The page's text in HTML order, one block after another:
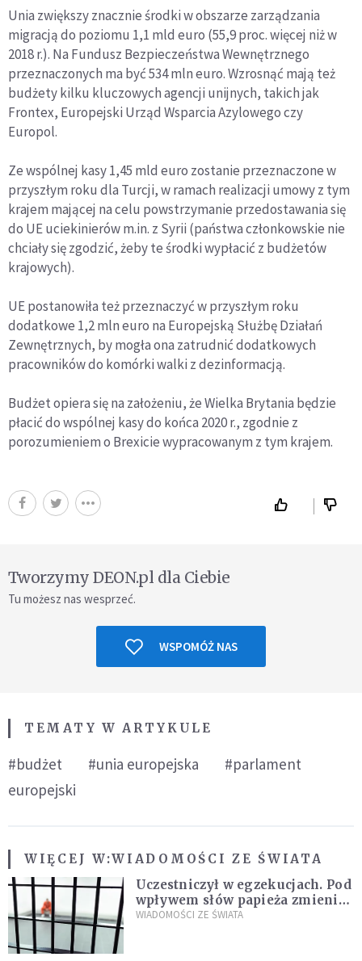
Unia zwiększy znacznie środki w obszarze zarządzania
migracją do poziomu 1,1 mld euro (55,9 proc. więcej niż w
2018 r.). Na Fundusz Bezpieczeństwa Wewnętrznego
przeznaczonych ma być 534 mln euro. Wzrosnąć mają też
budżety kilku kluczowych agencji unijnych, takich jak
Frontex, Europejski Urząd Wsparcia Azylowego czy
Europol.
Ze wspólnej kasy 1,45 mld euro zostanie przeznaczone w
przyszłym roku dla Turcji, w ramach realizacji umowy z tym
krajem mającej na celu powstrzymanie przedostawania się
do UE uciekinierów m.in. z Syrii (państwa członkowskie nie
chciały się zgodzić, żeby te środki wypłacić z budżetów
krajowych).
UE postanowiła też przeznaczyć w przyszłym roku
dodatkowe 1,2 mln euro na Europejską Służbę Działań
Zewnętrznych, by mogła ona zatrudnić dodatkowych
pracowników do komórki walki z dezinformacją.
Budżet opiera się na założeniu, że Wielka Brytania będzie
płacić do wspólnej kasy do końca 2020 r., zgodnie z
porozumieniem o Brexicie wypracowanym z tym krajem.
Tworzymy DEON.pl dla Ciebie
Tu możesz nas wesprzeć.
WSPOMÓŻ NAS
TEMATY W ARTYKULE
#budżet #unia europejska
#parlament
europejski
WIĘCEJ W:WIADOMOŚCI ZE ŚWIATA
Uczestniczył w egzekucjach. Pod
wpływem słów papieża zmienił
zdanie
WIADOMOŚCI ZE ŚWIATA